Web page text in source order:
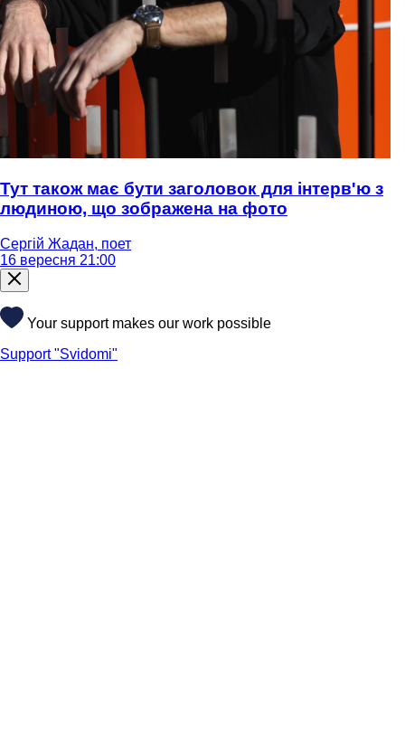
Тут також має бути заголовок для інтерв'ю з
людиною, що зображена на фото
Сергій Жадан, поет
16 вересня 21:00
Your support makes our work possible
Support "Svidomi"